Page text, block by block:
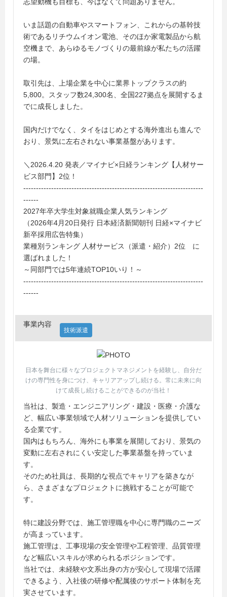
いま話題の自動車やスマートフォン、これからの基幹技
術であるリチウムイオン電池、そのほか家電製品から航
空機まで、あらゆるモノづくりの最前線が私たちの活躍
の場。
取引先は、上場企業を中心に業界トップクラスの約
5,800。スタッフ数24,300名、全国227拠点を展開するま
でに成長しました。
国内だけでなく、タイをはじめとする海外進出も進んで
おり、景気に左右されない事業基盤があります。
＼2026.4.20 発表／マイナビ×日経ランキング【人材サー
ビス部門】2位！
-----------------------------------------------------------------------
------
2027年卒大学生対象就職企業人気ランキング
（2026年4月20日発行 日本経済新聞朝刊 日経×マイナビ
新卒採用広告特集）
業種別ランキング 人材サービス（派遣・紹介）2位 に
選ばれました！
～同部門では5年連続TOP10いり！～
-----------------------------------------------------------------------
------
事業内容
技術派遣
日本を舞台に様々なプロジェクトマネジメントを経験し、自分だ
けの専門性を身につけ、キャリアアップし続ける。常に未来に向
けて成長し続けることができるのが当社！
当社は、製造・エンジニアリング・建設・医療・介護な
ど、幅広い事業領域で人材ソリューションを提供してい
る企業です。
国内はもちろん、海外にも事業を展開しており、景気の
変動に左右されにくい安定した事業基盤を持っていま
す。
そのため社員は、長期的な視点でキャリアを築きなが
ら、さまざまなプロジェクトに挑戦することが可能で
す。
特に建設分野では、施工管理職を中心に専門職のニーズ
が高まっています。
施工管理は、工事現場の安全管理や工程管理、品質管理
など幅広いスキルが求められるポジションです。
当社では、未経験や文系出身の方が安心して現場で活躍
できるよう、入社後の研修や配属後のサポート体制を充
実させています。